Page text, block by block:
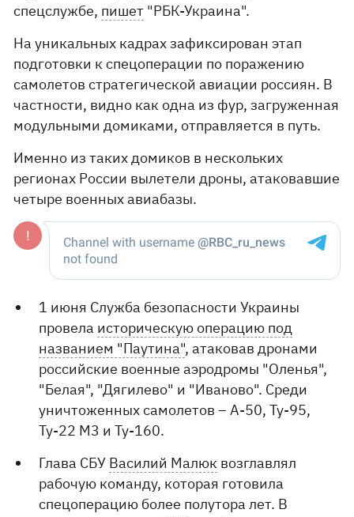
спецслужбе, пишет "РБК-Украина".
На уникальных кадрах зафиксирован этап
подготовки к спецоперации по поражению
самолетов стратегической авиации россиян. В
частности, видно как одна из фур, загруженная
модульными домиками, отправляется в путь.
Именно из таких домиков в нескольких
регионах России вылетели дроны, атаковавшие
четыре военных авиабазы.
1 июня Служба безопасности Украины
провела историческую операцию под
названием "Паутина", атаковав дронами
российские военные аэродромы "Оленья",
"Белая", "Дягилево" и "Иваново". Среди
уничтоженных самолетов – А-50, Ту-95,
Ту-22 М3 и Ту-160.
Глава СБУ Василий Малюк возглавлял
рабочую команду, которая готовила
спецоперацию более полутора лет. В